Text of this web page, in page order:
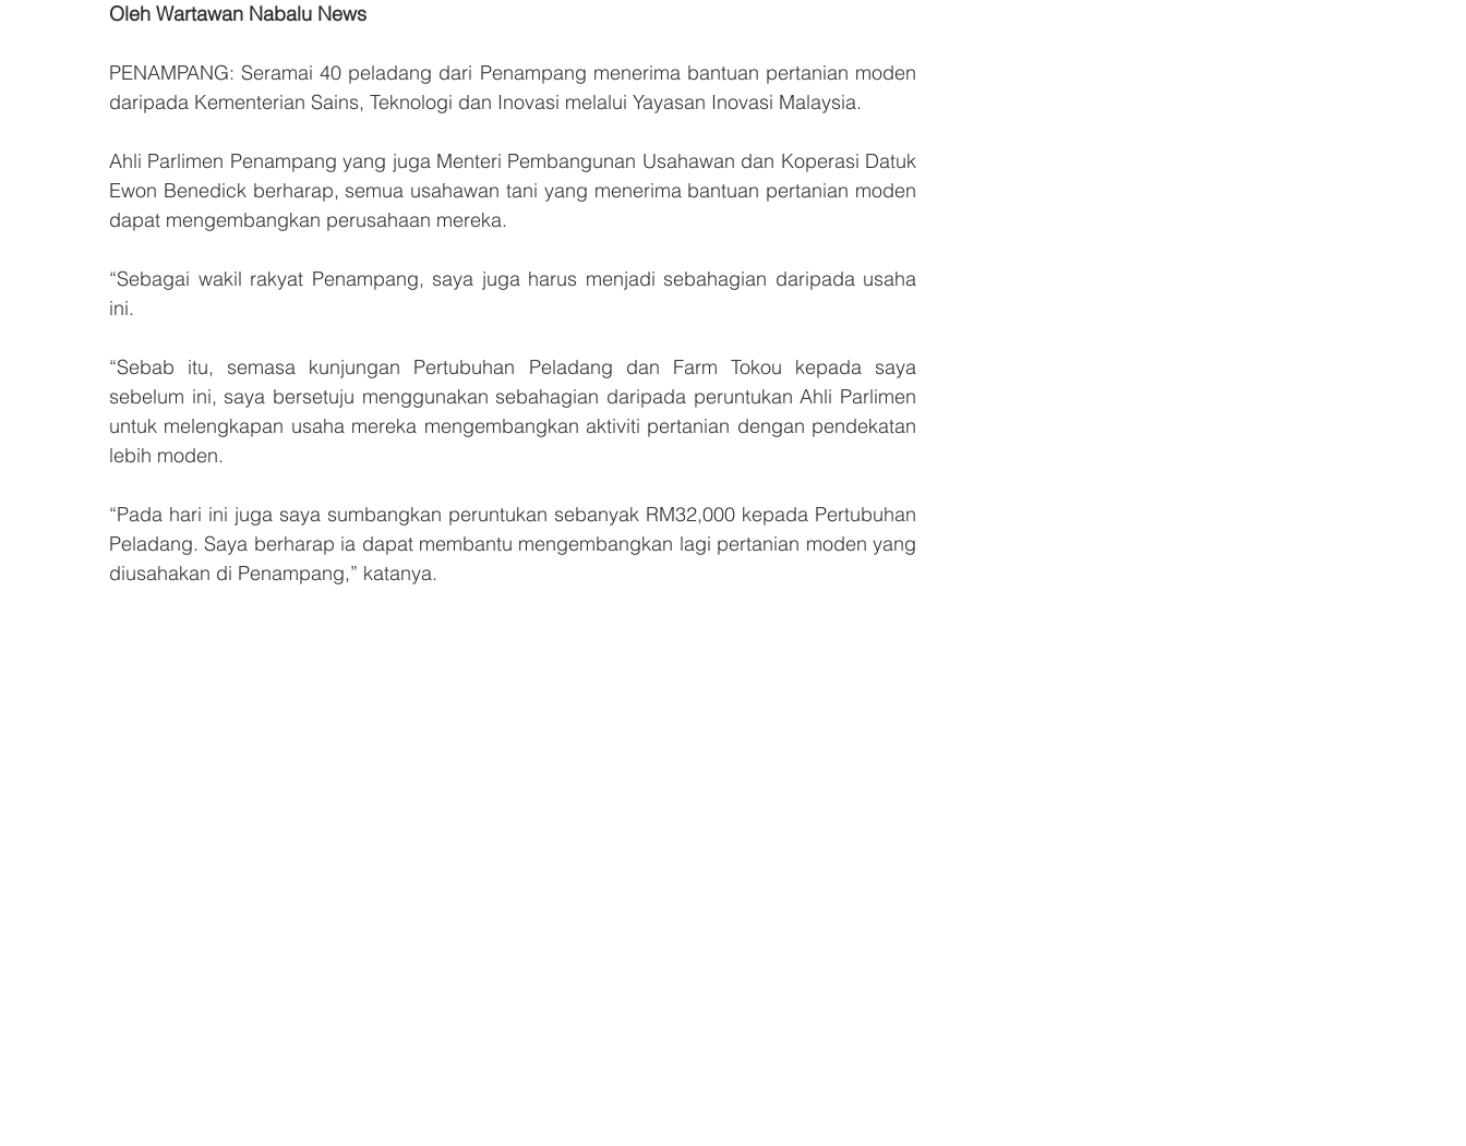
Oleh Wartawan Nabalu News
PENAMPANG: Seramai 40 peladang dari Penampang menerima bantuan pertanian moden
daripada Kementerian Sains, Teknologi dan Inovasi melalui Yayasan Inovasi Malaysia.
Ahli Parlimen Penampang yang juga Menteri Pembangunan Usahawan dan Koperasi Datuk
Ewon Benedick berharap, semua usahawan tani yang menerima bantuan pertanian moden
dapat mengembangkan perusahaan mereka.
“Sebagai wakil rakyat Penampang, saya juga harus menjadi sebahagian daripada usaha
ini.
“Sebab itu, semasa kunjungan Pertubuhan Peladang dan Farm Tokou kepada saya
sebelum ini, saya bersetuju menggunakan sebahagian daripada peruntukan Ahli Parlimen
untuk melengkapan usaha mereka mengembangkan aktiviti pertanian dengan pendekatan
lebih moden.
“Pada hari ini juga saya sumbangkan peruntukan sebanyak RM32,000 kepada Pertubuhan
Peladang. Saya berharap ia dapat membantu mengembangkan lagi pertanian moden yang
diusahakan di Penampang,” katanya.